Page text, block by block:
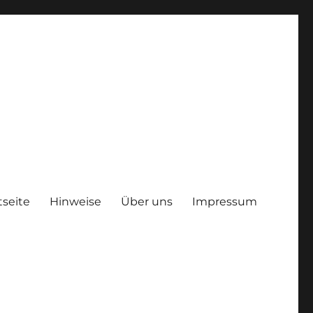
Hinweise Über uns Impressum